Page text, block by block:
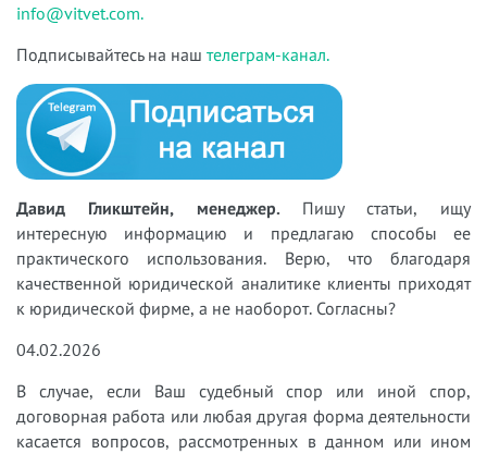
info@vitvet.com.
Подписывайтесь на наш телеграм-канал.
Давид Гликштейн, менеджер. Пишу статьи, ищу
интересную информацию и предлагаю способы ее
практического использования. Верю, что благодаря
качественной юридической аналитике клиенты приходят
к юридической фирме, а не наоборот. Согласны?
04.02.2026
В случае, если Ваш судебный спор или иной спор,
договорная работа или любая другая форма деятельности
касается вопросов, рассмотренных в данном или ином